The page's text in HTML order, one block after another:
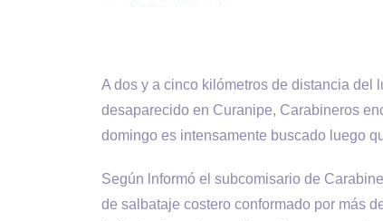
A dos y a cinco kilómetros de distancia del
desaparecido en Curanipe, Carabineros
domingo es intensamente buscado luego
Según lnformó el subcomisario de
de salbataje costero conformado por más